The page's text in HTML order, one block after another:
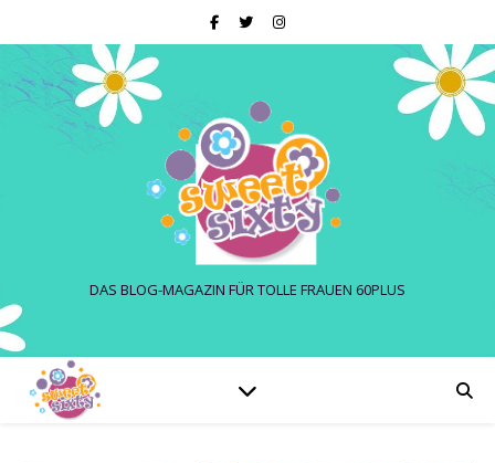
DAS BLOG-MAGAZIN FÜR TOLLE FRAUEN 60PLUS